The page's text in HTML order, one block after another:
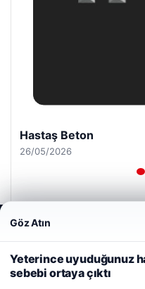
Hastaş Beton
26/05/2026
© 2026 Portal Haber –
Web sitemizi nasıl
deneyiminizi
kullanıyoruz.
Çerez
Reddet Kabul Et
Göz Atın
Yeterince uyuduğunuz
sebebi ortaya çıktı